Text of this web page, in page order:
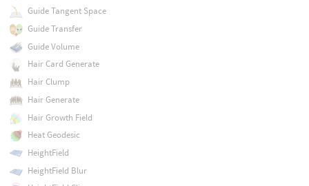
Guide Tangent Space
Guide Transfer
Guide Volume
Hair Card Generate
Hair Clump
Hair Generate
Hair Growth Field
Heat Geodesic
HeightField
HeightField Blur